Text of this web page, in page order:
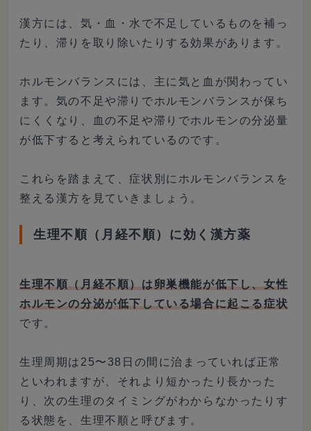
漢方には、気・血・水で不足しているものを補っ
たり、滞りを取り除いたりする効果があります。
ホルモンバランスには、主に気と血が関わってい
ます。気の不足や滞りでホルモンバランスが保ち
にくくなり、血の不足や滞りでホルモンの分泌量
が低下すると考えられているのです。
これらを踏まえて、症状別にホルモンバランスを
整える漢方を見ていきましょう。
生理不順（月経不順）に効く漢方薬
生理不順（月経不順）は卵巣機能が低下し、女性
ホルモンの分泌が低下している場合に起こる症状
です。
生理周期は25〜38日の間に治まっていれば正常
といわれますが、それより短かったり長かった
り、次の生理のタイミングがわからなかったりす
る状態を、生理不順と呼びます。